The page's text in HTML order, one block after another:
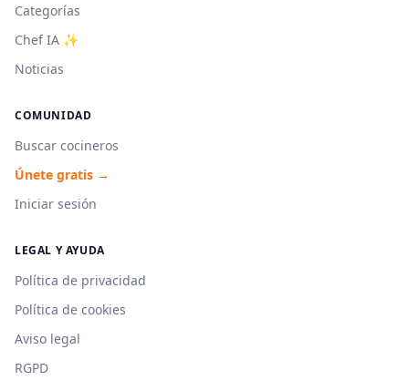
Categorías
Chef IA ✨
Noticias
COMUNIDAD
Buscar cocineros
Únete gratis →
Iniciar sesión
LEGAL Y AYUDA
Política de privacidad
Política de cookies
Aviso legal
RGPD